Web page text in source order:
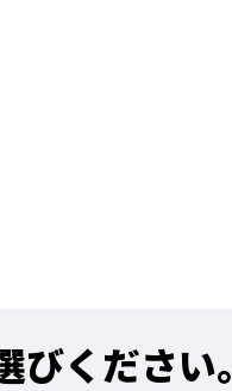
ください。